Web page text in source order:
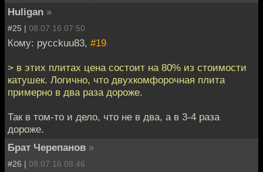
Huligan »
#25 | 08.07.16 07:50
Кому: pycckuu83, #19
> в этих плитах цена состоит на 80% из стоимости
катушек. Логично, что двухкомфорочная плита
примерно в два раза дороже.
Так в том-то и дело, что не в два, а в 3-4 раза
дороже.
Брат Черепанов »
#26 | 08.07.16 08:46